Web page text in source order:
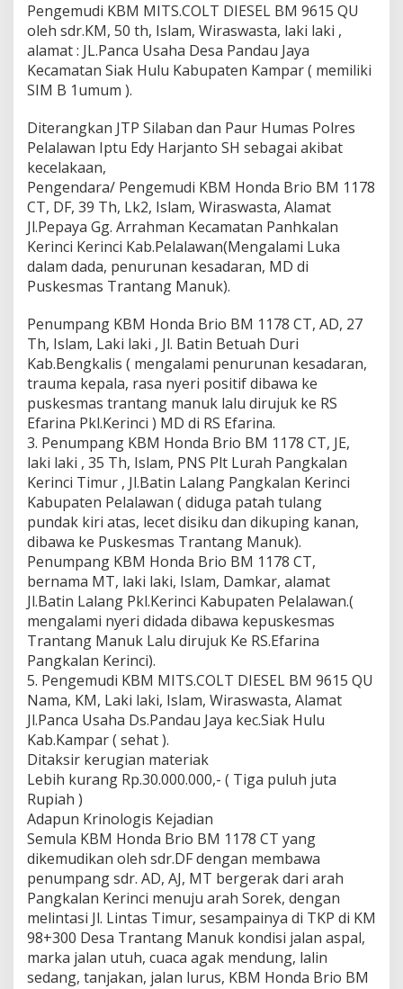
Pengemudi KBM MITS.COLT DIESEL BM 9615 QU
oleh sdr.KM, 50 th, Islam, Wiraswasta, laki laki ,
alamat : JL.Panca Usaha Desa Pandau Jaya
Kecamatan Siak Hulu Kabupaten Kampar ( memiliki
SIM B 1umum ).
Diterangkan JTP Silaban dan Paur Humas Polres
Pelalawan Iptu Edy Harjanto SH sebagai akibat
kecelakaan,
Pengendara/ Pengemudi KBM Honda Brio BM 1178
CT, DF, 39 Th, Lk2, Islam, Wiraswasta, Alamat
Jl.Pepaya Gg. Arrahman Kecamatan Panhkalan
Kerinci Kerinci Kab.Pelalawan(Mengalami Luka
dalam dada, penurunan kesadaran, MD di
Puskesmas Trantang Manuk).
Penumpang KBM Honda Brio BM 1178 CT, AD, 27
Th, Islam, Laki laki , Jl. Batin Betuah Duri
Kab.Bengkalis ( mengalami penurunan kesadaran,
trauma kepala, rasa nyeri positif dibawa ke
puskesmas trantang manuk lalu dirujuk ke RS
Efarina Pkl.Kerinci ) MD di RS Efarina.
3. Penumpang KBM Honda Brio BM 1178 CT, JE,
laki laki , 35 Th, Islam, PNS Plt Lurah Pangkalan
Kerinci Timur , Jl.Batin Lalang Pangkalan Kerinci
Kabupaten Pelalawan ( diduga patah tulang
pundak kiri atas, lecet disiku dan dikuping kanan,
dibawa ke Puskesmas Trantang Manuk).
Penumpang KBM Honda Brio BM 1178 CT,
bernama MT, laki laki, Islam, Damkar, alamat
Jl.Batin Lalang Pkl.Kerinci Kabupaten Pelalawan.(
mengalami nyeri didada dibawa kepuskesmas
Trantang Manuk Lalu dirujuk Ke RS.Efarina
Pangkalan Kerinci).
5. Pengemudi KBM MITS.COLT DIESEL BM 9615 QU
Nama, KM, Laki laki, Islam, Wiraswasta, Alamat
Jl.Panca Usaha Ds.Pandau Jaya kec.Siak Hulu
Kab.Kampar ( sehat ).
Ditaksir kerugian materiak
Lebih kurang Rp.30.000.000,- ( Tiga puluh juta
Rupiah )
Adapun Krinologis Kejadian
Semula KBM Honda Brio BM 1178 CT yang
dikemudikan oleh sdr.DF dengan membawa
penumpang sdr. AD, AJ, MT bergerak dari arah
Pangkalan Kerinci menuju arah Sorek, dengan
melintasi Jl. Lintas Timur, sesampainya di TKP di KM
98+300 Desa Trantang Manuk kondisi jalan aspal,
marka jalan utuh, cuaca agak mendung, lalin
sedang, tanjakan, jalan lurus, KBM Honda Brio BM